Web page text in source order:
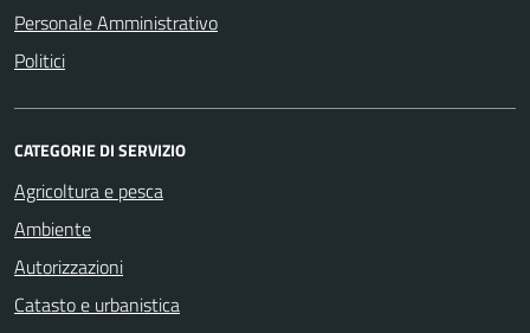
Personale Amministrativo
Politici
CATEGORIE DI SERVIZIO
Agricoltura e pesca
Ambiente
Autorizzazioni
Catasto e urbanistica